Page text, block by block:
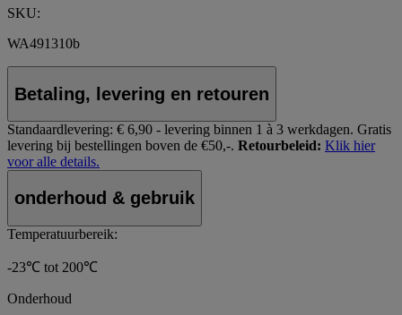
SKU:
WA491310b
Betaling, levering en retouren
Standaardlevering: € 6,90 - levering binnen 1 à 3 werkdagen. Gratis
levering bij bestellingen boven de €50,-. Retourbeleid: Klik hier
voor alle details.
onderhoud & gebruik
Temperatuurbereik:
-23℃ tot 200℃
Onderhoud